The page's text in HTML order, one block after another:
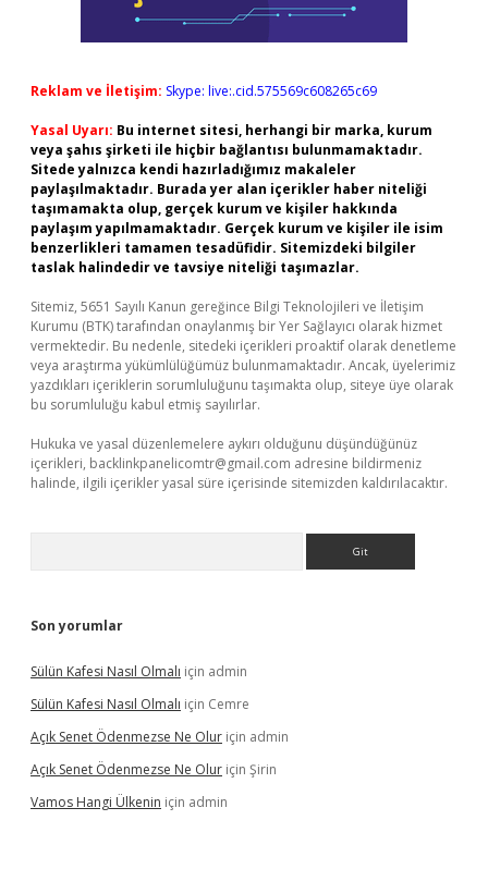
Reklam ve İletişim: Skype: live:.cid.575569c608265c69
Yasal Uyarı: Bu internet sitesi, herhangi bir marka, kurum
veya şahıs şirketi ile hiçbir bağlantısı bulunmamaktadır.
Sitede yalnızca kendi hazırladığımız makaleler
paylaşılmaktadır. Burada yer alan içerikler haber niteliği
taşımamakta olup, gerçek kurum ve kişiler hakkında
paylaşım yapılmamaktadır. Gerçek kurum ve kişiler ile isim
benzerlikleri tamamen tesadüfidir. Sitemizdeki bilgiler
taslak halindedir ve tavsiye niteliği taşımazlar.
Sitemiz, 5651 Sayılı Kanun gereğince Bilgi Teknolojileri ve İletişim
Kurumu (BTK) tarafından onaylanmış bir Yer Sağlayıcı olarak hizmet
vermektedir. Bu nedenle, sitedeki içerikleri proaktif olarak denetleme
veya araştırma yükümlülüğümüz bulunmamaktadır. Ancak, üyelerimiz
yazdıkları içeriklerin sorumluluğunu taşımakta olup, siteye üye olarak
bu sorumluluğu kabul etmiş sayılırlar.
Hukuka ve yasal düzenlemelere aykırı olduğunu düşündüğünüz
içerikleri, backlinkpanelicomtr@gmail.com adresine bildirmeniz
halinde, ilgili içerikler yasal süre içerisinde sitemizden kaldırılacaktır.
Son yorumlar
Sülün Kafesi Nasıl Olmalı için admin
Sülün Kafesi Nasıl Olmalı için Cemre
Açık Senet Ödenmezse Ne Olur için admin
Açık Senet Ödenmezse Ne Olur için Şirin
Vamos Hangi Ülkenin için admin